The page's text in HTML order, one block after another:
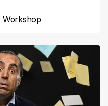
Workshop